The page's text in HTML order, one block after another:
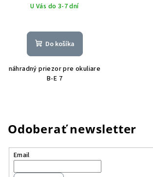
U Vás do 3-7 dní
Do košíka
náhradný priezor pre okuliare
B-E 7
Odoberať newsletter
Email